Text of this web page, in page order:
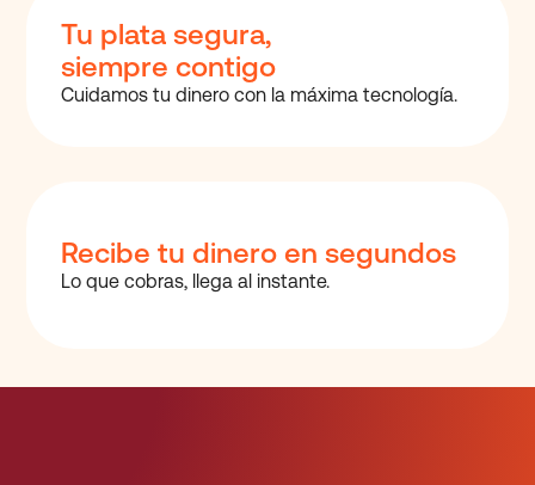
Tu plata segura,
siempre contigo
Cuidamos tu dinero con la máxima tecnología.
Recibe tu dinero en segundos
Lo que cobras, llega al instante.